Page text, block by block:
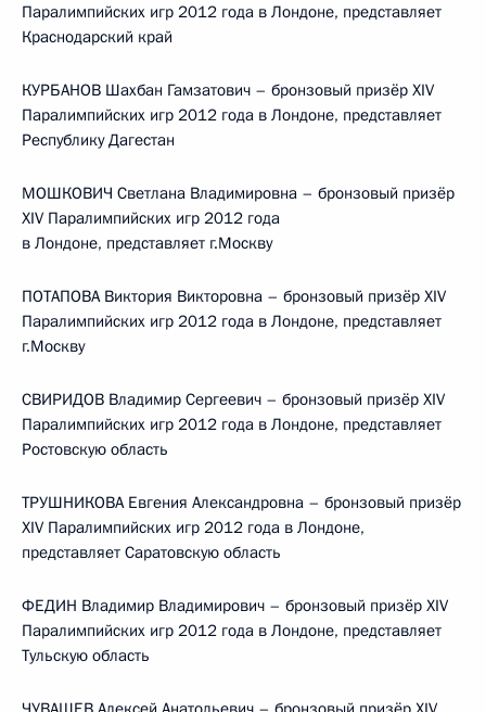
Паралимпийских игр 2012 года в Лондоне, представляет
Краснодарский край
КУРБАНОВ Шахбан Гамзатович – бронзовый призёр XIV
Паралимпийских игр 2012 года в Лондоне, представляет
Республику Дагестан
МОШКОВИЧ Светлана Владимировна – бронзовый призёр
XIV Паралимпийских игр 2012 года
в Лондоне, представляет г.Москву
ПОТАПОВА Виктория Викторовна – бронзовый призёр XIV
Паралимпийских игр 2012 года в Лондоне, представляет
г.Москву
СВИРИДОВ Владимир Сергеевич – бронзовый призёр XIV
Паралимпийских игр 2012 года в Лондоне, представляет
Ростовскую область
ТРУШНИКОВА Евгения Александровна – бронзовый призёр
XIV Паралимпийских игр 2012 года в Лондоне,
представляет Саратовскую область
ФЕДИН Владимир Владимирович – бронзовый призёр XIV
Паралимпийских игр 2012 года в Лондоне, представляет
Тульскую область